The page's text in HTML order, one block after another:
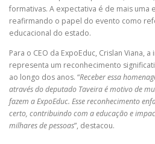
formativas. A expectativa é de mais uma
reafirmando o papel do evento como
educacional do estado.
Para o CEO da ExpoEduc, Crislan Viana,
representa um reconhecimento
ao longo dos anos. “Receber essa
através do deputado Taveira é motivo de
fazem a ExpoEduc. Esse reconhecimento
certo, contribuindo com a educação e
milhares de pessoas”, destacou.